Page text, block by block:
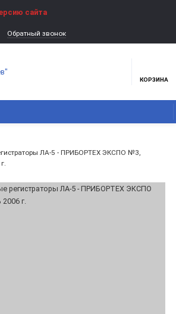
сайта
Обратный звонок
КОРЗИНА
ЛА-5 - ПРИБОРТЕХ ЭКСПО №3,